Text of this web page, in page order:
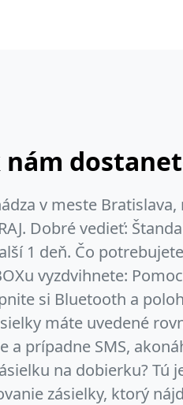
nám
v meste
Dobré vedieť:
1 deň. Čo
vyzdvihnete:
si Bluetooth a
máte uvedené
a prípadne SMS,
na dobierku?
zásielky, ktorý